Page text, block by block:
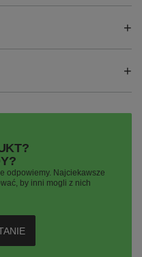
odpowiemy. Najciekawsze
by inni mogli z nich